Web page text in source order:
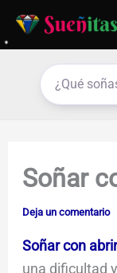
Soñar
Deja un comentario
Soñar con
una dificultad